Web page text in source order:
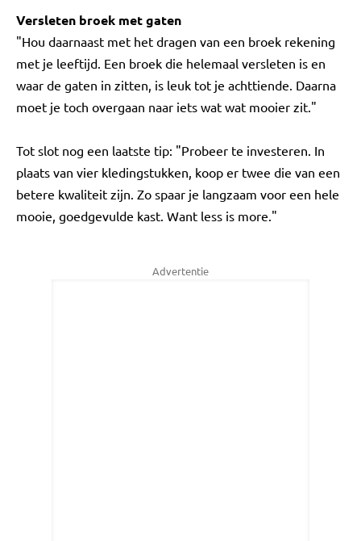
Versleten broek met gaten
"Hou daarnaast met het dragen van een broek rekening
met je leeftijd. Een broek die helemaal versleten is en
waar de gaten in zitten, is leuk tot je achttiende. Daarna
moet je toch overgaan naar iets wat wat mooier zit."
Tot slot nog een laatste tip: "Probeer te investeren. In
plaats van vier kledingstukken, koop er twee die van een
betere kwaliteit zijn. Zo spaar je langzaam voor een hele
mooie, goedgevulde kast. Want less is more."
Advertentie